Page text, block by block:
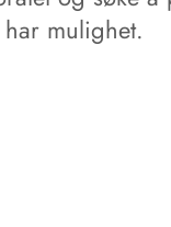
mulighet.